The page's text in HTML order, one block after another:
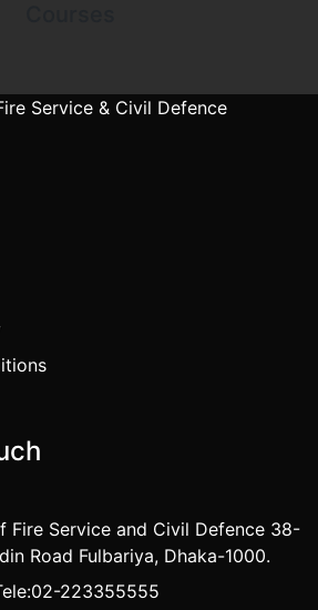
Service & Civil Defence
Fire Service and Civil Defence 38-
Road Fulbariya, Dhaka-1000.
223355555